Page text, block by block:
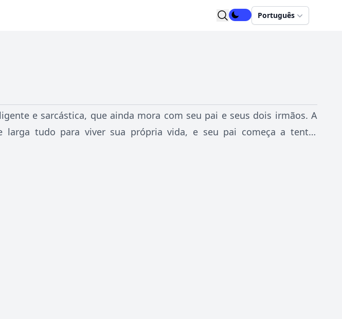
Português
e sarcástica, que ainda mora com seu pai e seus dois irmãos. A
larga tudo para viver sua própria vida, e seu pai começa a tentar
Nick é um músico amador, que ganha a vida tocando pelos mais